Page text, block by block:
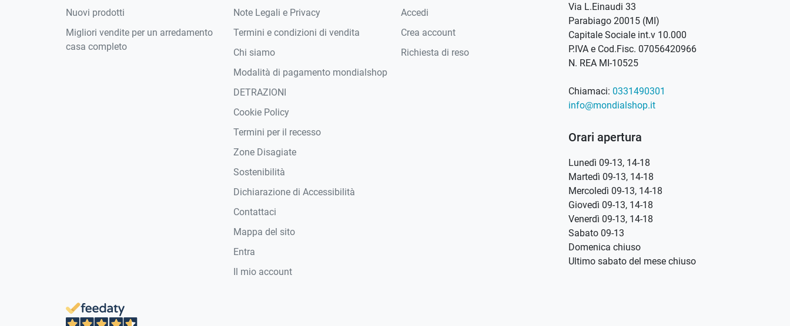
Nuovi prodotti
Migliori vendite per un arredamento
casa completo
Note Legali e Privacy
Termini e condizioni di vendita
Chi siamo
Modalità di pagamento mondialshop
DETRAZIONI
Cookie Policy
Termini per il recesso
Zone Disagiate
Sostenibilità
Dichiarazione di Accessibilità
Contattaci
Mappa del sito
Entra
Il mio account
Accedi
Crea account
Richiesta di reso
Via L.Einaudi 33
Parabiago 20015 (MI)
Capitale Sociale int.v 10.000
P.IVA e Cod.Fisc. 07056420966
N. REA MI-10525
Chiamaci: 0331490301
info@mondialshop.it
Orari apertura
Lunedì 09-13, 14-18
Martedì 09-13, 14-18
Mercoledì 09-13, 14-18
Giovedì 09-13, 14-18
Venerdì 09-13, 14-18
Sabato 09-13
Domenica chiuso
Ultimo sabato del mese chiuso